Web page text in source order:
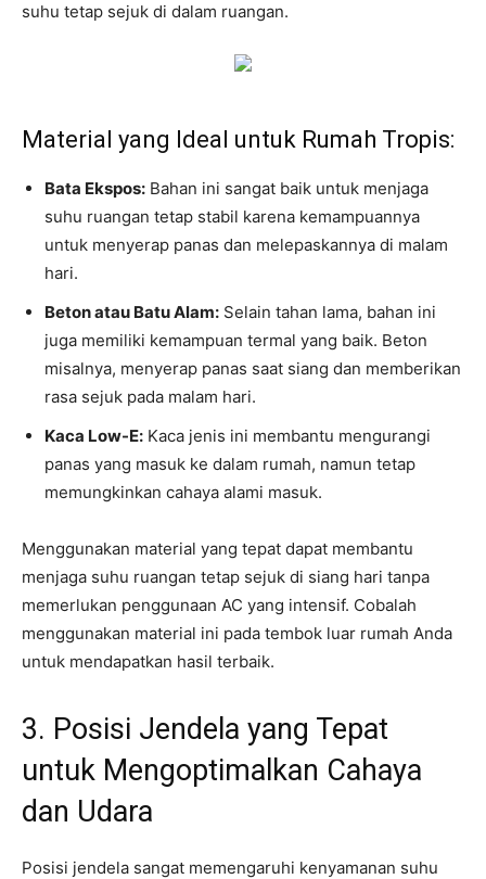
suhu tetap sejuk di dalam ruangan.
Material yang Ideal untuk Rumah Tropis:
Bata Ekspos: Bahan ini sangat baik untuk menjaga
suhu ruangan tetap stabil karena kemampuannya
untuk menyerap panas dan melepaskannya di malam
hari.
Beton atau Batu Alam: Selain tahan lama, bahan ini
juga memiliki kemampuan termal yang baik. Beton
misalnya, menyerap panas saat siang dan memberikan
rasa sejuk pada malam hari.
Kaca Low-E: Kaca jenis ini membantu mengurangi
panas yang masuk ke dalam rumah, namun tetap
memungkinkan cahaya alami masuk.
Menggunakan material yang tepat dapat membantu
menjaga suhu ruangan tetap sejuk di siang hari tanpa
memerlukan penggunaan AC yang intensif. Cobalah
menggunakan material ini pada tembok luar rumah Anda
untuk mendapatkan hasil terbaik.
3. Posisi Jendela yang Tepat
untuk Mengoptimalkan Cahaya
dan Udara
Posisi jendela sangat memengaruhi kenyamanan suhu